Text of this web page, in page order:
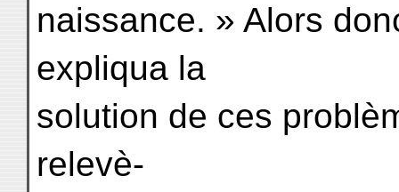
naissance. » Alors
expliqua la
solution de ces
relevè-